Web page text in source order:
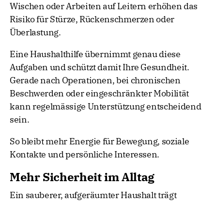
Wischen oder Arbeiten auf Leitern erhöhen das
Risiko für Stürze, Rückenschmerzen oder
Überlastung.
Eine Haushalthilfe übernimmt genau diese
Aufgaben und schützt damit Ihre Gesundheit.
Gerade nach Operationen, bei chronischen
Beschwerden oder eingeschränkter Mobilität
kann regelmässige Unterstützung entscheidend
sein.
So bleibt mehr Energie für Bewegung, soziale
Kontakte und persönliche Interessen.
Mehr Sicherheit im Alltag
Ein sauberer, aufgeräumter Haushalt trägt